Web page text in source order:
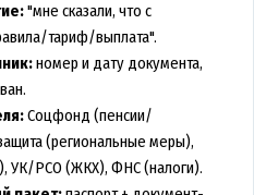
"мне сказали, что с
тариф/выплата".
номер и дату документа,
Соцфонд (пенсии/
(региональные меры),
УК/РСО (ЖКХ), ФНС (налоги).